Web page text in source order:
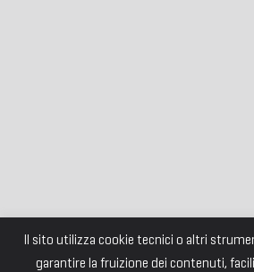
Il sito utilizza cookie tecnici o altri
garantire la fruizione dei contenuti,